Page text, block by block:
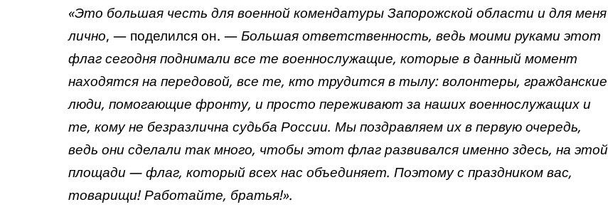
«Это большая честь для военной комендатуры Запорожской области и для меня
лично, — поделился он. —Большая ответственность, ведь моими руками этот
флаг сегодня поднимали все те военнослужащие, которые в данный момент
находятся на передовой, все те, кто трудится в тылу: волонтеры, гражданские
люди, помогающие фронту, и просто переживают за наших военнослужащих и
те, кому не безразлична судьба России. Мы поздравляем их в первую очередь,
ведь они сделали так много, чтобы этот флаг развивался именно здесь, на этой
площади — флаг, который всех нас объединяет. Поэтому с праздником вас,
товарищи! Работайте, братья!».